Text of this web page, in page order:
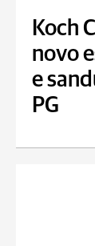
Koch
novo
e
PG